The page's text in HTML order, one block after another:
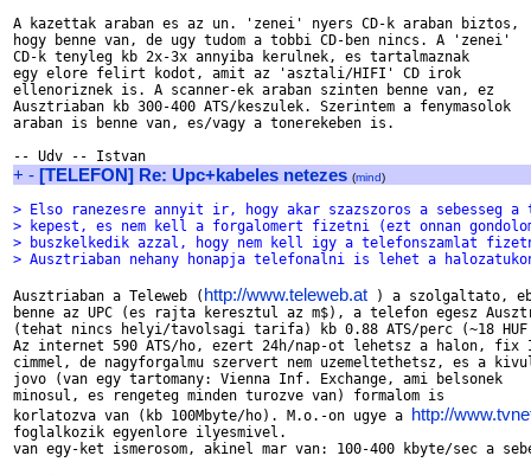
A kazettak araban es az un. 'zenei' nyers CD-k araban biztos,
hogy benne van, de ugy tudom a tobbi CD-ben nincs. A 'zenei'
CD-k tenyleg kb 2x-3x annyiba kerulnek, es tartalmaznak
egy elore felirt kodot, amit az 'asztali/HIFI' CD irok
ellenoriznek is. A scanner-ek araban szinten benne van, ez
Ausztriaban kb 300-400 ATS/keszulek. Szerintem a fenymasolok
araban is benne van, es/vagy a tonerekeben is.
+ - [TELEFON] Re: Upc+kabeles netezes (mind)
> Elso ranezesre annyit ir, hogy akar szazszoros a sebesseg a
> kepest, es nem kell a forgalomert fizetni (ezt onnan
> buszkelkedik azzal, hogy nem kell igy a telefonszamlat
> Ausztriaban nehany honapja telefonalni is lehet a
Ausztriaban a Teleweb ( http://www.teleweb.at ) a szolgaltato,
benne az UPC (es rajta keresztul az m$), a telefon egesz
(tehat nincs helyi/tavolsagi tarifa) kb 0.88 ATS/perc (~18
Az internet 590 ATS/ho, ezert 24h/nap-ot lehetsz a halon,
cimmel, de nagyforgalmu szervert nem uzemeltethetsz, es a
jovo (van egy tartomany: Vienna Inf. Exchange, ami belsonek
minosul, es rengeteg minden turozve van) formalom is
korlatozva van (kb 100Mbyte/ho). M.o.-on ugye a http://
foglalkozik egyenlore ilyesmivel.
van egy-ket ismerosom, akinel mar van: 100-400 kbyte/sec a